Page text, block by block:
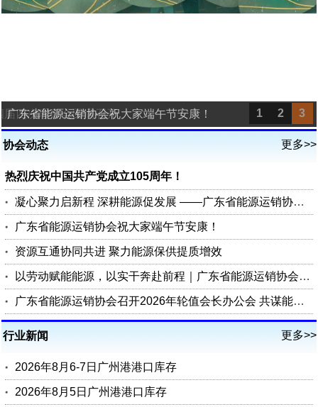
1 2 3
四次理事会圆满召开
广东省能源运销协会祝大家端午节安康！
更多>>
协会动态
热烈庆祝中国共产党成立105周年！
凝心聚力启新程 深耕能源促发展 ——广东省能源运销协会第四届四次理事会圆满召开
广东省能源运销协会祝大家端午节安康！
资源互通协同共进 聚力能源保供提质增效
以劳动赋能能源，以实干奔赴前程｜广东省能源运销协会祝您五一劳动节快乐
广东省能源运销协会召开2026年轮值会长办公会 共谋能源行业高质量发展
更多>>
行业新闻
2026年8月6-7日广州港港口库存
2026年8月5日广州港港口库存